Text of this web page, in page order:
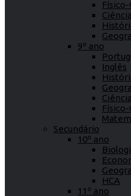
9º ano
Inglês
Secundário
10º ano
HCA
11º ano